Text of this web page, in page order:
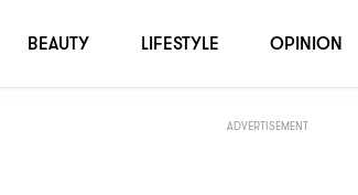
ADVERTISEMENT
BEAUTY LIFESTYLE OPINION
Week